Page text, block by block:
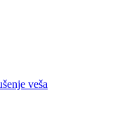
veša